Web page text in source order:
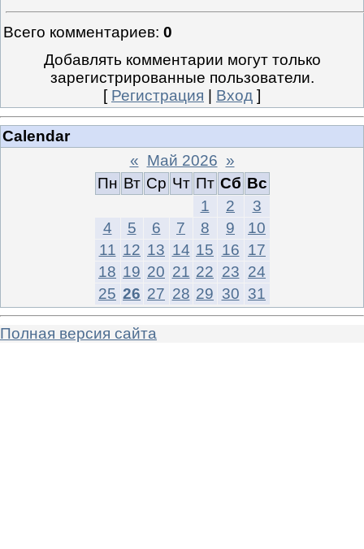
Всего комментариев: 0
Добавлять комментарии могут только
зарегистрированные пользователи.
[ Регистрация Вход ]
Calendar
« Май 2026 »
Пн Вт Ср Чт Пт Сб Вс
1
2
3
4
5 6 7 8 9
10
11 12 13 14 15 16 17
18 19 20 21 22 23 24
25 26 27 28 29 30 31
Полная версия сайта